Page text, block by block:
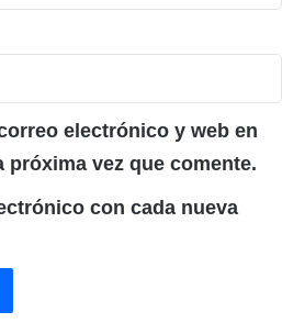
electrónico y web en
próxima vez que comente.
con cada nueva